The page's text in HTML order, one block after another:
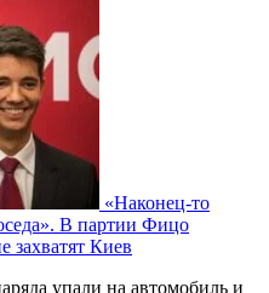
«Наконец-то
В партии Фицо
захватят Киев
упали на автомобиль и